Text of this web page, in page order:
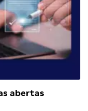
abertas